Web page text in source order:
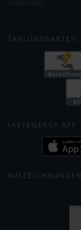
ZAHLUNGSARTEN
FASTENERGY APP
AUSZEICHNUNGEN